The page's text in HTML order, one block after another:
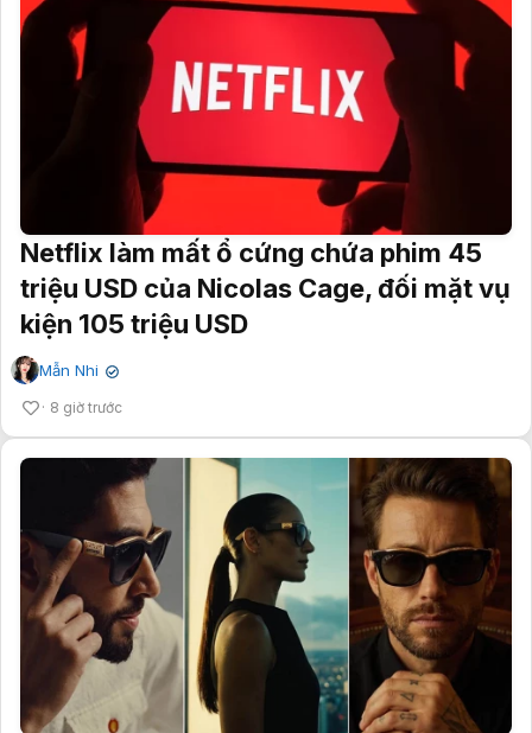
Netflix làm mất ổ cứng chứa phim 45
triệu USD của Nicolas Cage, đối mặt vụ
kiện 105 triệu USD
Mẫn Nhi ✔
8 giờ trước